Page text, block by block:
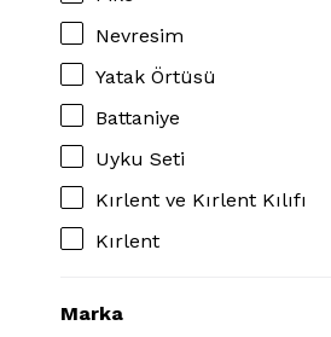
Nevresim
Yatak Örtüsü
Battaniye
Uyku Seti
Kırlent ve Kırlent Kılıfı
Kırlent
Marka